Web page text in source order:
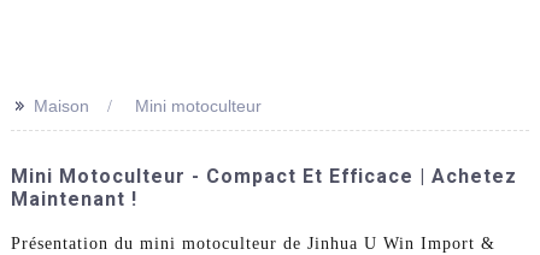
>> Maison Mini motoculteur
Mini Motoculteur - Compact Et Efficace | Achetez
Maintenant !
Présentation du mini motoculteur de Jinhua U Win Import &